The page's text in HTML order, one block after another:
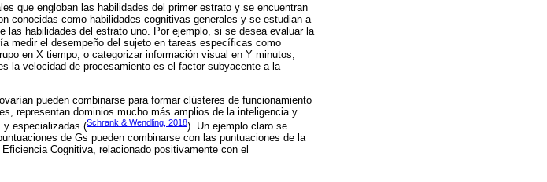
que engloban las habilidades del primer estrato y se encuentran
conocidas como habilidades cognitivas generales y se estudian a
habilidades del estrato uno. Por ejemplo, si se desea evaluar la
medir el desempeño del sujeto en tareas específicas como
en X tiempo, o categorizar información visual en Y minutos,
la velocidad de procesamiento es el factor subyacente a la
pueden combinarse para formar clústeres de funcionamiento
representan dominios mucho más amplios de la inteligencia y
y especializadas (Schrank & Wendling, 2018). Un ejemplo claro se
de Gs pueden combinarse con las puntuaciones de la
Cognitiva, relacionado positivamente con el